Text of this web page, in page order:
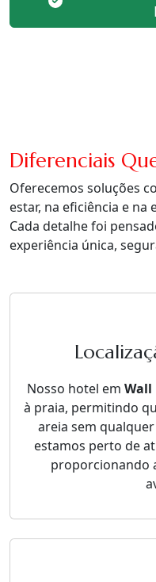
Diferenciais
Oferecemos soluções
estar, na eficiência e
Cada detalhe foi
experiência única,
Nosso hotel em Wall
à praia, permitindo
areia sem
estamos perto de
proporcionando